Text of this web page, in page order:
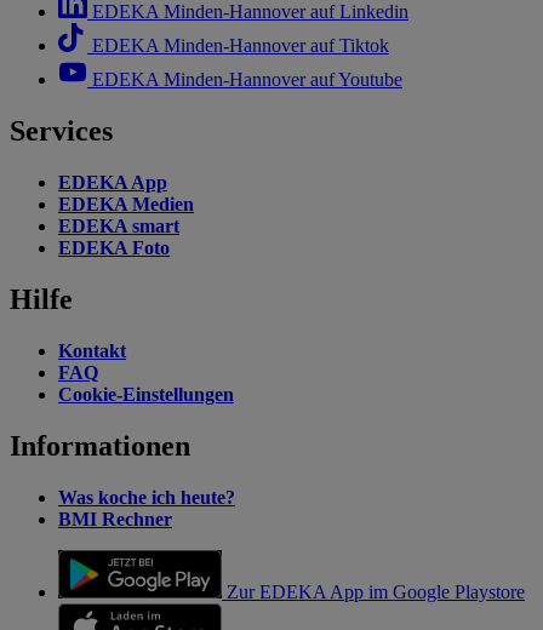
EDEKA Minden-Hannover auf Linkedin
EDEKA Minden-Hannover auf Tiktok
EDEKA Minden-Hannover auf Youtube
Services
EDEKA App
EDEKA Medien
EDEKA smart
EDEKA Foto
Hilfe
Kontakt
FAQ
Cookie-Einstellungen
Informationen
Was koche ich heute?
BMI Rechner
Zur EDEKA App im Google Playstore